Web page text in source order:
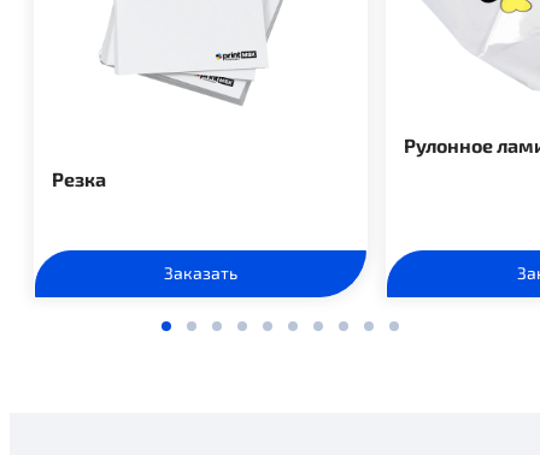
Резка
Заказать
Рулонное